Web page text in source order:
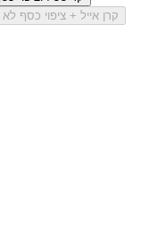
קרן אייל + ציפוי כסף לא